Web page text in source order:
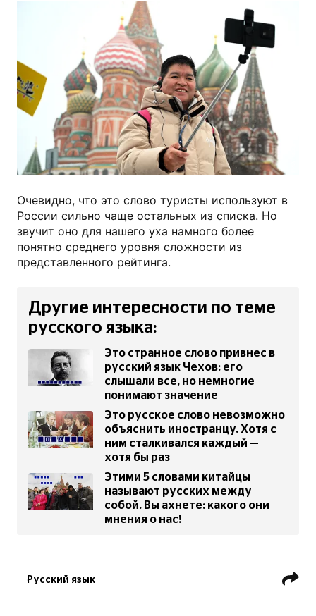
Очевидно, что это слово туристы используют в
России сильно чаще остальных из списка. Но
звучит оно для нашего уха намного более
понятно среднего уровня сложности из
представленного рейтинга.
Другие интересности по теме
русского языка:
Это странное слово привнес в
русский язык Чехов: его
слышали все, но немногие
понимают значение
Это русское слово невозможно
объяснить иностранцу. Хотя с
ним сталкивался каждый —
хотя бы раз
Этими 5 словами китайцы
называют русских между
собой. Вы ахнете: какого они
мнения о нас!
Русский язык